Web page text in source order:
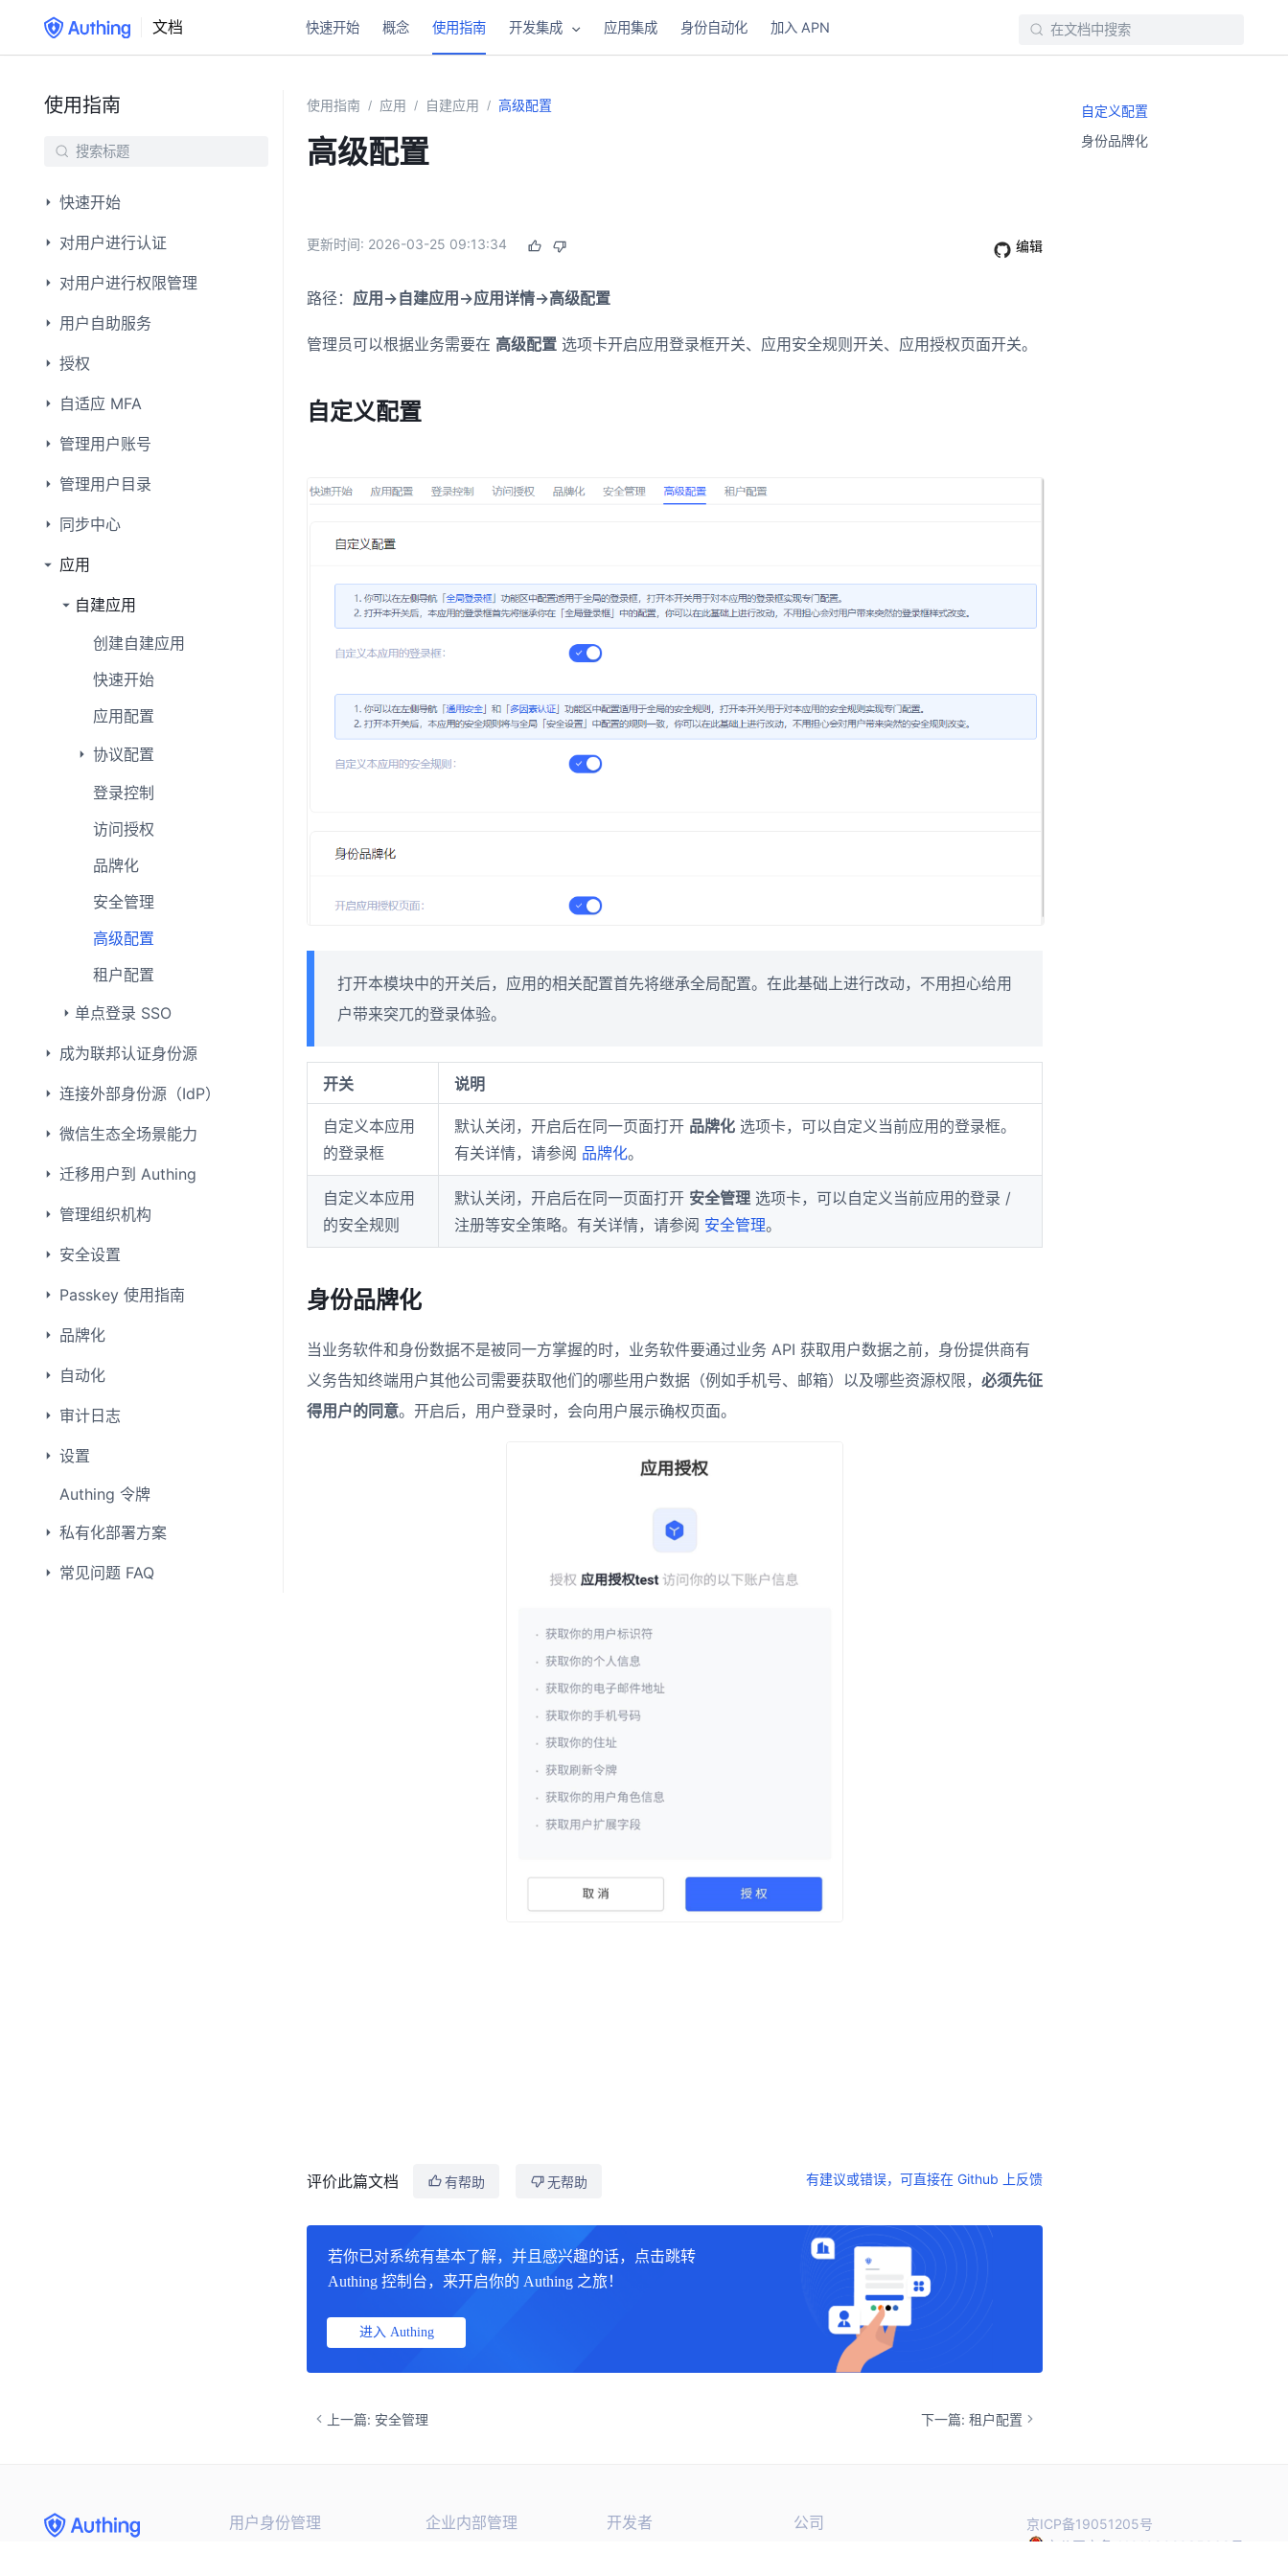
文档 快速开始 概念 使用指南 开发集成 应用集成 身份自动化 加入 APN
使用指南
快速开始
对用户进行认证
对用户进行权限管理
用户自助服务
授权
自适应 MFA
管理用户账号
管理用户目录
同步中心
应用
自建应用
创建自建应用
快速开始
应用配置
协议配置
登录控制
访问授权
品牌化
安全管理
高级配置
租户配置
单点登录 SSO
成为联邦认证身份源
连接外部身份源（IdP）
微信生态全场景能力
迁移用户到 Authing
管理组织机构
安全设置
Passkey 使用指南
品牌化
自动化
审计日志
设置
Authing 令牌
私有化部署方案
常见问题 FAQ
使用指南 / 应用 / 自建应用 / 高级配置
高级配置
更新时间: 2026-03-25 09:13:34 编辑
路径： 应用->自建应用->应用详情->高级配置
管理员可以根据业务需要在 高级配置 选项卡开启应用登录框开关、应用安全规则开关、应用授权页面开关。
自定义配置
打开本模块中的开关后，应用的相关配置首先将继承全局配置。在此基础上进行改动，不用担心给用
户带来突兀的登录体验。
开关 说明
自定义本应用
的登录框
默认关闭，开启后在同一页面打开 品牌化 选项卡，可以自定义当前应用的登录框。
有关详情，请参阅 品牌化。
自定义本应用
的安全规则
默认关闭，开启后在同一页面打开 安全管理 选项卡，可以自定义当前应用的登录 /
注册等安全策略。有关详情，请参阅 安全管理。
身份品牌化
当业务软件和身份数据不是被同一方掌握的时，业务软件要通过业务 API 获取用户数据之前，身份提供商有
义务告知终端用户其他公司需要获取他们的哪些用户数据（例如手机号、邮箱）以及哪些资源权限， 必须先征
得用户的同意。开启后，用户登录时，会向用户展示确权页面。
评价此篇文档 有帮助 无帮助 有建议或错误，可直接在 Github 上反馈
若你已对系统有基本了解，并且感兴趣的话，点击跳转
Authing 控制台，来开启你的 Authing 之旅！
进入 Authing
上一篇: 安全管理 下一篇: 租户配置
自定义配置
身份品牌化
用户身份管理 企业内部管理 开发者 公司
京ICP备19051205号
京公网安备 11010802035968号